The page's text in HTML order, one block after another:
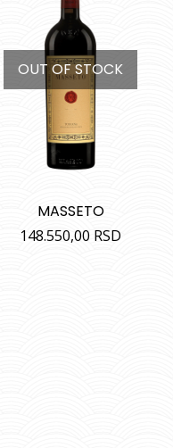
OUT OF STOCK
MASSETO
148.550,00 RSD